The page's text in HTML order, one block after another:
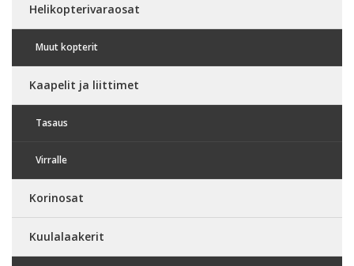
Helikopterivaraosat
Muut kopterit
Kaapelit ja liittimet
Tasaus
Virralle
Korinosat
Kuulalaakerit